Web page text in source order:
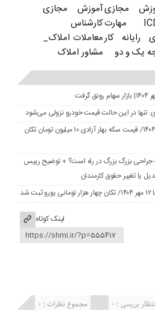
مجازی
ICDL مهارت
رایانه کار
یک و دو
آموزش مجازی
کارشناس
معاملات املاک_
مشاور املاک
تنها در این حالت قیمت خودرو نزولی می‌شود
قیمت جدید طلا و سکه ۱۲ مهرماه ۱۴۰۴/ قیمت سکه بهار آزادی ۱۰ میلیون تومان تکان
جراحی بزرگ بزرگ در راه است؟ + توضیح رییس
یا تغییر حقوق کارمندان
لینک کوتاه
مجموع نظرات : 0 بررسی : 0